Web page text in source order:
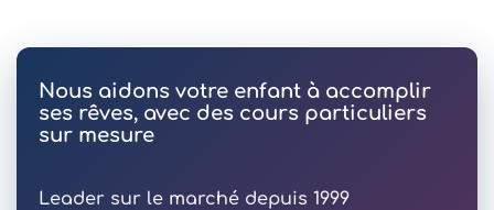
Nous aidons votre enfant à accomplir
ses rêves, avec des cours particuliers
sur mesure
Leader sur le marché depuis 1999